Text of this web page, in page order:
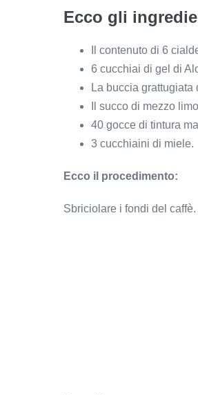
Ecco gli
Il contenuto di 6
6 cucchiai di gel di
La buccia grattugiata
Il succo di mezzo
40 gocce di tintura
3 cucchiaini di miele.
Ecco il procedimento:
Sbriciolare i fondi del caffè.